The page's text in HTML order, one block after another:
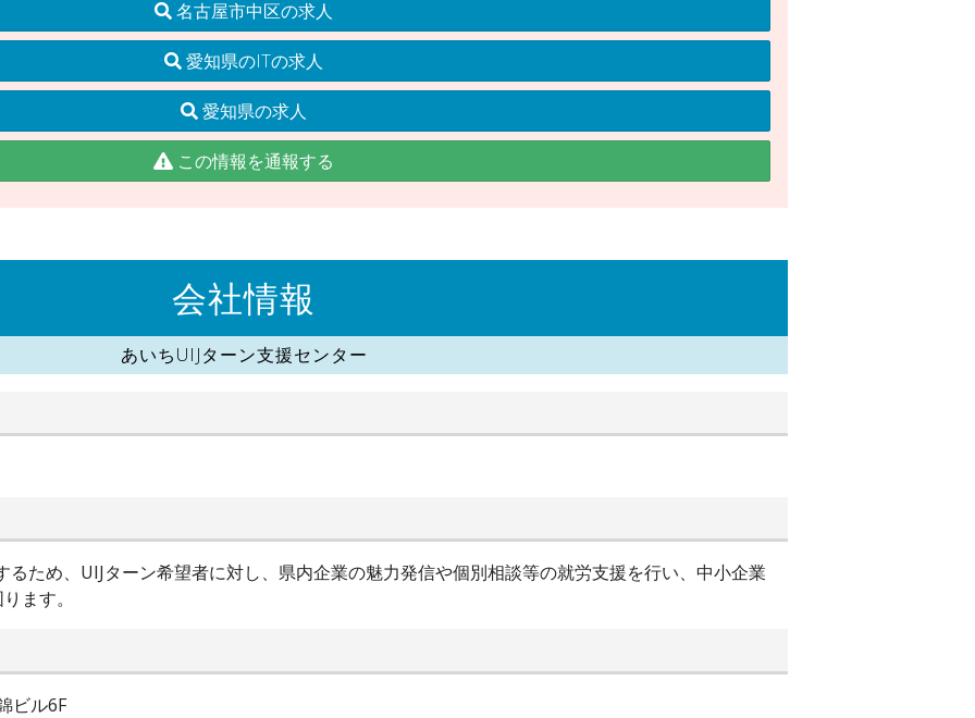
名古屋市中区の求人
愛知県のITの求人
愛知県の求人
この情報を通報する
会社情報
あいちUIJターン支援センター
るため、UIJターン希望者に対し、県内企業の魅力発信や個別相談等の就労支援を行い、中小企業
ます。
ビル6F